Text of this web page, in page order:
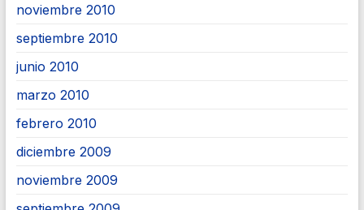
noviembre 2010
septiembre 2010
junio 2010
marzo 2010
febrero 2010
diciembre 2009
noviembre 2009